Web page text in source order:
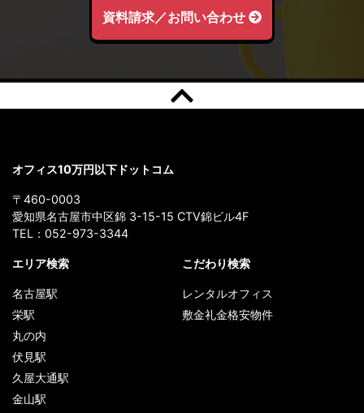
資料請求／お問い合わせ
オフィス10万円以下ドットコム
〒460-0003
愛知県名古屋市中区錦 3-15-15 CTV錦ビル4F
TEL： 052-973-3344
エリア検索
名古屋駅
栄駅
丸の内
伏見駅
久屋大通駅
金山駅
こだわり検索
レンタルオフィス
敷金礼金格安物件